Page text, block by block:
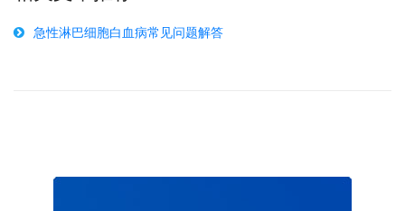
急性淋巴细胞白血病常见问题解答